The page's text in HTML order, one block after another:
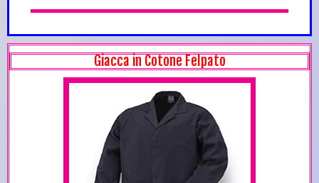
Giacca in Cotone Felpato